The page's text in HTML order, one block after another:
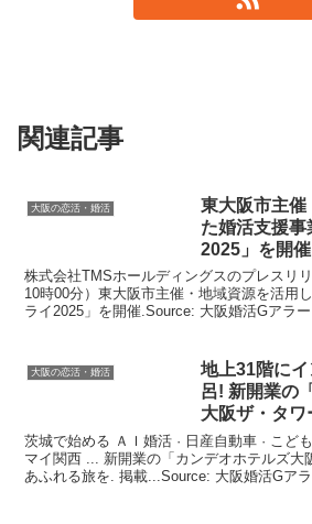
関連記事
大阪の恋活・婚活 東大阪市主催
た婚活支援事
2025」を開
株式会社TMSホールディングスのプレスリ
10時00分）東大阪市主催・地域資源を活用
ライ2025」を開催.Source: 大阪婚活Gアラー
大阪の恋活・婚活
地上31階に
呂! 新開業の
大阪ザ・タ
茨城で始める ＡＩ婚活 · 日産自動車 · こど
マイ関西 ... 新開業の「カンデオホテルズ大
あふれる旅を. 掲載...Source: 大阪婚活Gアラ